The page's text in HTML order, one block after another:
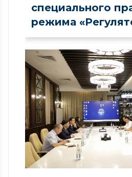
специального
режима
песочница» в сфере рынка
капитала